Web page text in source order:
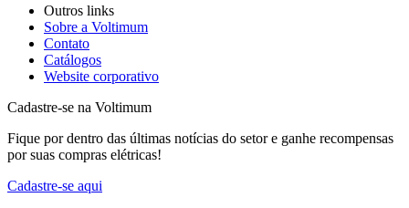
Outros links
Sobre a Voltimum
Contato
Catálogos
Website corporativo
Cadastre-se na Voltimum
Fique por dentro das últimas notícias do setor e ganhe recompensas
por suas compras elétricas!
Cadastre-se aqui